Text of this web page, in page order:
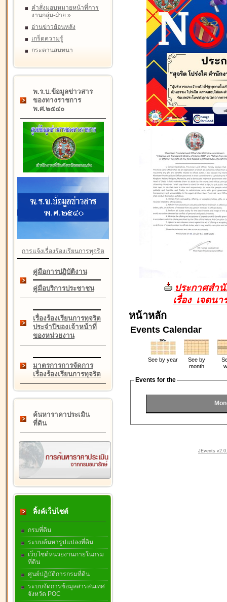
คำสั่งมอบหมายหน้าที่การ
งานกลุ่ม-ฝ่าย »
อ่านข่าวย้อนหลัง
เกร็ดความรู้
กระดานสนทนา
พ.ร.บ.ข้อมูลข่าวสาร
ของทางราชการ
พ.ศ.๒๕๔๐
การแจ้งเรื่องร้องเรียนการทุจริต
คู่มือการปฏิบัติงาน
คู่มือบริการประชาชน
เรื่องร้องเรียนการทุจริต
ประจำปีของเจ้าหน้าที่
ของหน่วยงาน
มาตรการการจัดการ
เรื่องร้องเรียนการทุจริต
ค้นหาราคาประเมิน
ที่ดิน
ลิ้งค์เว็บไซต์
กรมที่ดิน
ระบบค้นหารูปแปลงที่ดิน
เว็บไซต์หน่วยงานภายในกรม
ที่ดิน
ศูนย์ปฏิบัติการกรมที่ดิน
ระบบจัดการข้อมูลสารสนเทศ
จังหวัด POC
ประกาศสำ
เรื่อง เจตน
หน้าหลัก
Events Calendar
See by year
See by
month
Events for the
JEvents